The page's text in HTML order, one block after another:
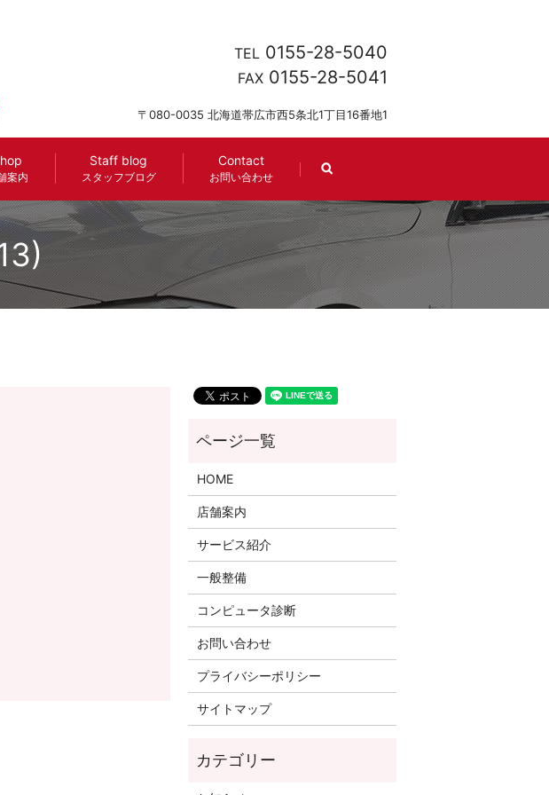
案内
Staff blog
スタッフブログ
Contact
お問い合わせ search
TEL 0155-28-5040
FAX 0155-28-5041
〒080-0035 北海道帯広市西5条北1丁目16番地1
HOME
店舗案内
サービス紹介
一般整備
コンピュータ診断
お問い合わせ
プライバシーポリシー
サイトマップ